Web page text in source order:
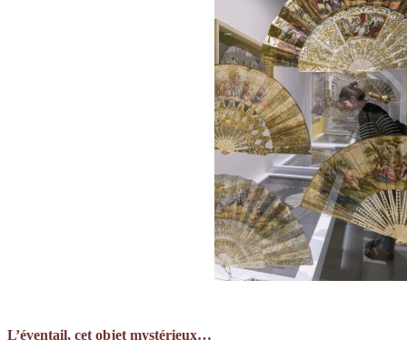
L’éventail, cet objet mystérieux…